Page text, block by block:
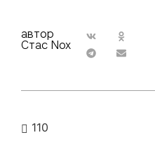
автор
Стас Nox
110